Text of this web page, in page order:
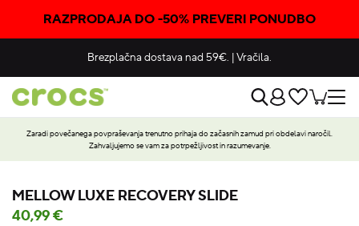
RAZPRODAJA DO -50% PREVERI PONUDBO
Brezplačna dostava nad 59€. |Vračila.
Zaradi povečanega povpraševanja trenutno prihaja do začasnih zamud pri obdelavi naročil.
Zahvaljujemo se vam za potrpežljivost in razumevanje.
MELLOW LUXE RECOVERY SLIDE
40,99 €